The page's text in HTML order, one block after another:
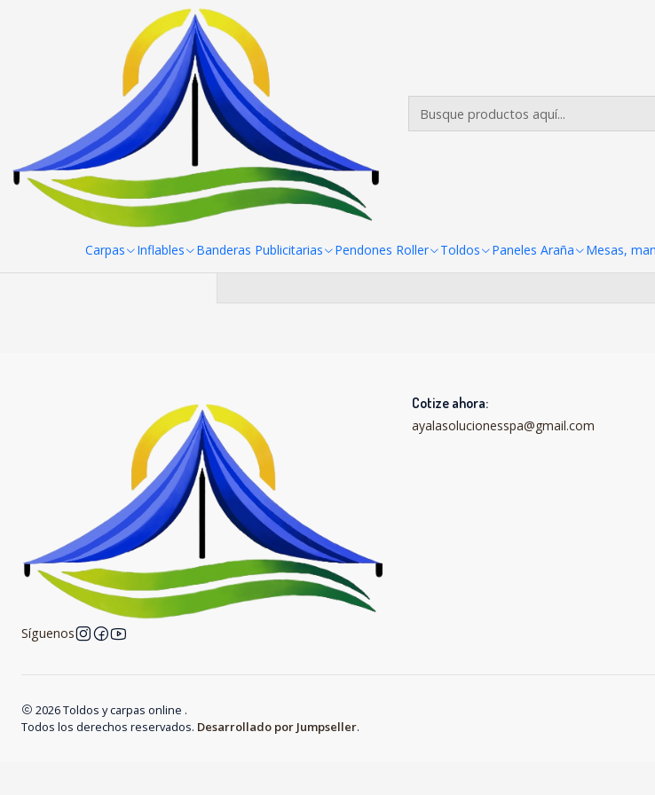
Carpas Inflables Banderas Publicitarias Pendones Roller Toldos Paneles Araña Mesas,
Quitasol Cafeteria Restoran
Quitasol
productos.
Síguenos
Cotize ahora:
ayalasolucionesspa@gmail.com
2026 Toldos y carpas online .
Todos los derechos reservados. Desarrollado por Jumpseller.